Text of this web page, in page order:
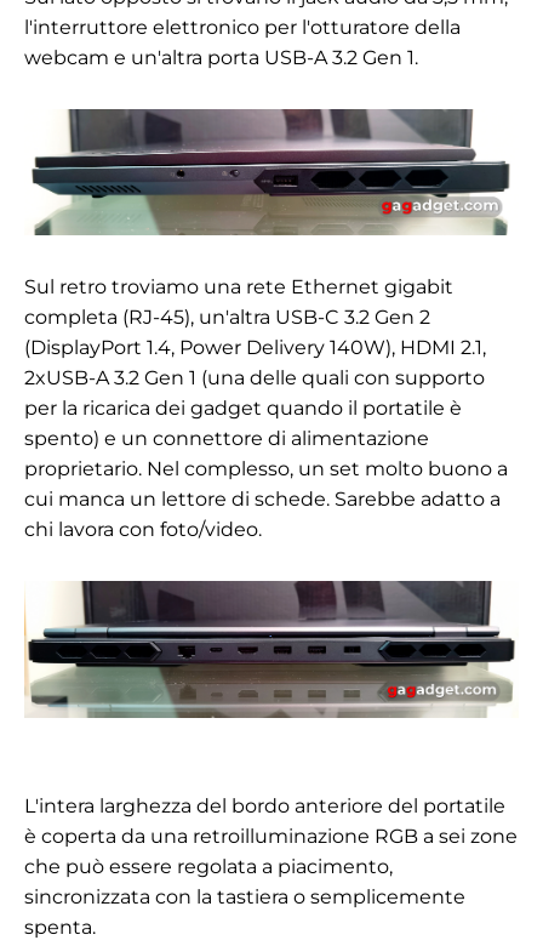
l'interruttore elettronico per l'otturatore della
webcam e un'altra porta USB-A 3.2 Gen 1.
Sul retro troviamo una rete Ethernet gigabit
completa (RJ-45), un'altra USB-C 3.2 Gen 2
(DisplayPort 1.4, Power Delivery 140W), HDMI 2.1,
2xUSB-A 3.2 Gen 1 (una delle quali con supporto
per la ricarica dei gadget quando il portatile è
spento) e un connettore di alimentazione
proprietario. Nel complesso, un set molto buono a
cui manca un lettore di schede. Sarebbe adatto a
chi lavora con foto/video.
L'intera larghezza del bordo anteriore del portatile
è coperta da una retroilluminazione RGB a sei zone
che può essere regolata a piacimento,
sincronizzata con la tastiera o semplicemente
spenta.